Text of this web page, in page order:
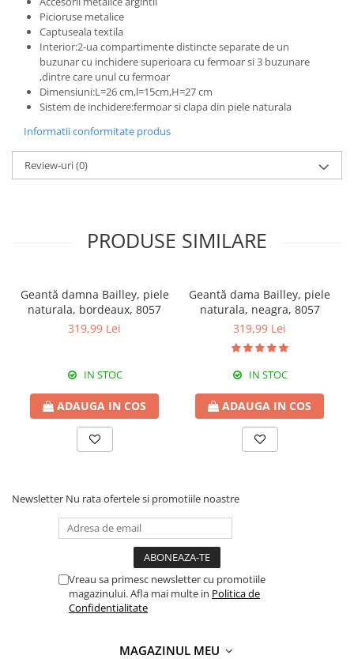
Picioruse metalice
Captuseala textila
Interior:2-ua compartimente distincte separate de un
buzunar cu inchidere superioara cu fermoar si 3 buzunare
,dintre care unul cu fermoar
Dimensiuni:L=26 cm,l=15cm,H=27 cm
Sistem de inchidere:fermoar si clapa din piele naturala
Informatii conformitate produs
Review-uri(0)
PRODUSE SIMILARE
Geantă damna Bailley, piele
naturala, bordeaux, 8057
319,99 Lei
IN STOC
ADAUGA IN COS
Geantă dama Bailley, piele
naturala, neagra, 8057
319,99 Lei
IN STOC
ADAUGA IN COS
Newsletter Nu rata ofertele si promotiile noastre
Vreau sa primesc newsletter cu promotiile
magazinului. Afla mai multe in Politica de
Confidentialitate
MAGAZINUL MEU